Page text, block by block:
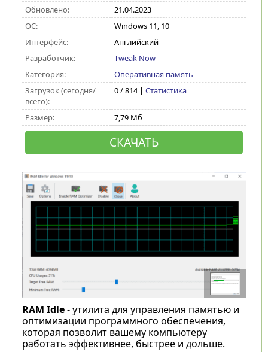
Обновлено:
21.04.2023
ОС:
Windows 11, 10
Интерфейс:
Английский
Разработчик:
Tweak Now
Категория:
Оперативная память
Загрузок (сегодня/
всего):
0 / 814 | Статистика
Размер: 7,79 Мб
СКАЧАТЬ
RAM Idle- утилита для управления памятью и
оптимизации программного обеспечения,
которая позволит вашему компьютеру
работать эффективнее, быстрее и дольше.